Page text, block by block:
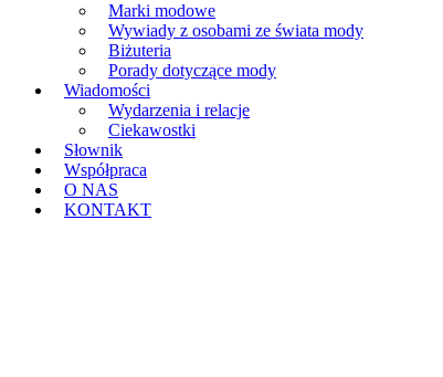
Marki modowe
Wywiady z osobami ze świata mody
Biżuteria
Porady dotyczące mody
Wiadomości
Wydarzenia i relacje
Ciekawostki
Słownik
Współpraca
O NAS
KONTAKT